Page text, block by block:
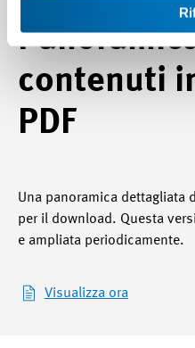
contenuti
PDF
Una panoramica dettagliata
per il download. Questa
e ampliata periodicamente.
Visualizza ora